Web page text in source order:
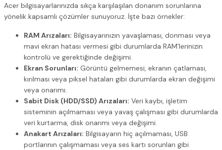
Acer bilgisayarlarınızda sıkça karşılaşılan donanım sorunlarına
yönelik kapsamlı çözümler sunuyoruz. İşte bazı örnekler:
RAM Arızaları: Bilgisayarınızın yavaşlaması, donması veya
mavi ekran hatası vermesi gibi durumlarda RAM’lerinizin
kontrolü ve gerektiğinde değişimi.
Ekran Sorunları: Görüntü gelmemesi, ekranın çatlaması,
kırılması veya piksel hataları gibi durumlarda ekran değişimi
veya onarımı.
Sabit Disk (HDD/SSD) Arızaları: Veri kaybı, işletim
sisteminin açılmaması veya yavaş çalışması gibi durumlarda
veri kurtarma, disk onarımı veya değişimi.
Anakart Arızaları: Bilgisayarın hiç açılmaması, USB
portlarının çalışmaması veya ses kartı sorunları gibi